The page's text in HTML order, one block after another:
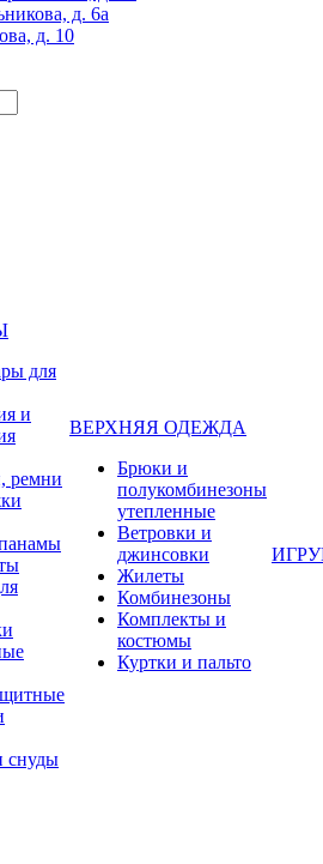
д. 6а
д. 10
для
и
ремни
ВЕРХНЯЯ ОДЕЖДА
Брюки и
полукомбинезоны
утепленные
Ветровки и
джинсовки
Жилеты
Комбинезоны
Комплекты и
костюмы
Куртки и пальто